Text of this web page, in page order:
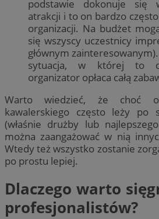
podstawie dokonuje się
atrakcji i to on bardzo
organizacji. Na budżet
się wszyscy uczestnicy
głównym
sytuacja, w której to
organizator opłaca całą
Warto wiedzieć, że choć
kawalerskiego często leży po
(właśnie drużby lub
można zaangażować w nią
Wtedy też wszystko zostanie
po prostu lepiej.
Dlaczego warto
profesjonalistów?